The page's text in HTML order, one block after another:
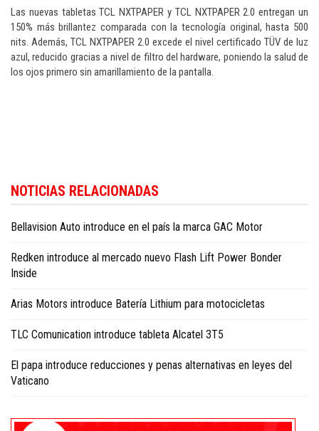
Las nuevas tabletas TCL NXTPAPER y TCL NXTPAPER 2.0 entregan un
150% más brillantez comparada con la tecnología original, hasta 500
nits. Además, TCL NXTPAPER 2.0 excede el nivel certificado TÜV de luz
azul, reducido gracias a nivel de filtro del hardware, poniendo la salud de
los ojos primero sin amarillamiento de la pantalla.
technology news in English.
NOTICIAS RELACIONADAS
Bellavision Auto introduce en el país la marca GAC Motor
Redken introduce al mercado nuevo Flash Lift Power Bonder
Inside
Arias Motors introduce Batería Lithium para motocicletas
TLC Comunication introduce tableta Alcatel 3T5
El papa introduce reducciones y penas alternativas en leyes del
Vaticano